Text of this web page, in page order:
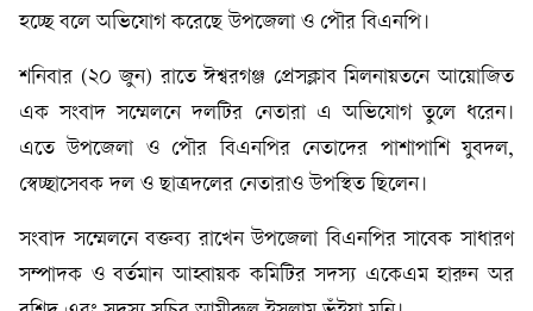
হচ্ছে বলে অভিযোগ করেছে উপজেলা ও পৌর বিএনপি।
শনিবার (২০ জুন) রাতে ঈশ্বরগঞ্জ প্রেসক্লাব মিলনায়তনে আয়োজিত
এক সংবাদ সম্মেলনে দলটির নেতারা এ অভিযোগ তুলে ধরেন।
এতে উপজেলা ও পৌর বিএনপির নেতাদের পাশাপাশি যুবদল,
স্বেচ্ছাসেবক দল ও ছাত্রদলের নেতারাও উপস্থিত ছিলেন।
সংবাদ সম্মেলনে বক্তব্য রাখেন উপজেলা বিএনপির সাবেক সাধারণ
সম্পাদক ও বর্তমান আহ্বায়ক কমিটির সদস্য একেএম হারুন অর